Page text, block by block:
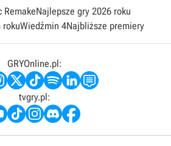
RemakeNajlepsze gry 2026 roku
rokuWiedźmin 4Najbliższe premiery
GRYOnline.pl:
tvgry.pl: